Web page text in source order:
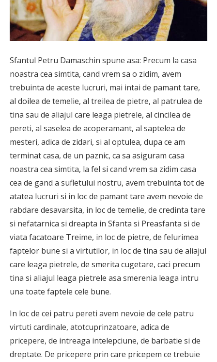
Sfantul Petru Damaschin spune asa: Precum la casa
noastra cea simtita, cand vrem sa o zidim, avem
trebuinta de aceste lucruri, mai intai de pamant tare,
al doilea de temelie, al treilea de pietre, al patrulea de
tina sau de aliajul care leaga pietrele, al cincilea de
pereti, al saselea de acoperamant, al saptelea de
mesteri, adica de zidari, si al optulea, dupa ce am
terminat casa, de un paznic, ca sa asiguram casa
noastra cea simtita, la fel si cand vrem sa zidim casa
cea de gand a sufletului nostru, avem trebuinta tot de
atatea lucruri si in loc de pamant tare avem nevoie de
rabdare desavarsita, in loc de temelie, de credinta tare
si nefatarnica si dreapta in Sfanta si Preasfanta si de
viata facatoare Treime, in loc de pietre, de felurimea
faptelor bune si a virtutilor, in loc de tina sau de aliajul
care leaga pietrele, de smerita cugetare, caci precum
tina si aliajul leaga pietrele asa smerenia leaga intru
una toate faptele cele bune.
In loc de cei patru pereti avem nevoie de cele patru
virtuti cardinale, atotcuprinzatoare, adica de
pricepere, de intreaga intelepciune, de barbatie si de
dreptate. De pricepere prin care pricepem ce trebuie